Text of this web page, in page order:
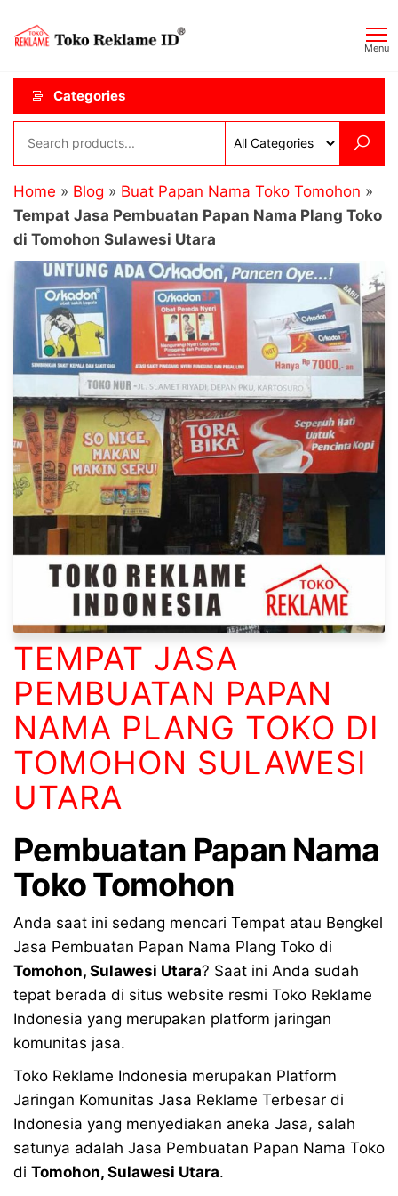
content
ID
Menu
Categories
Home » Blog » Buat Papan Nama Toko Tomohon »
Tempat Jasa Pembuatan Papan Nama Plang Toko
di Tomohon Sulawesi Utara
TEMPAT JASA
PEMBUATAN PAPAN
NAMA PLANG TOKO DI
TOMOHON SULAWESI
UTARA
Pembuatan Papan Nama
Toko Tomohon
Anda saat ini sedang mencari Tempat atau Bengkel
Jasa Pembuatan Papan Nama Plang Toko di
Tomohon, Sulawesi Utara? Saat ini Anda sudah
tepat berada di situs website resmi Toko Reklame
Indonesia yang merupakan platform jaringan
komunitas jasa.
Toko Reklame Indonesia merupakan Platform
Jaringan Komunitas Jasa Reklame Terbesar di
Indonesia yang menyediakan aneka Jasa, salah
satunya adalah Jasa Pembuatan Papan Nama Toko
di Tomohon, Sulawesi Utara.